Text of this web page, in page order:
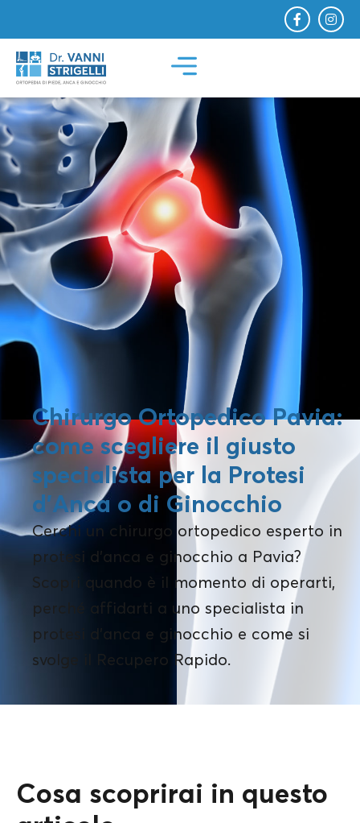
Chirurgo Ortopedico Pavia:
come scegliere il giusto
specialista per la Protesi
d’Anca o di Ginocchio
Cerchi un chirurgo ortopedico esperto in
protesi d’anca e ginocchio a Pavia?
Scopri quando è il momento di operarti,
perché affidarti a uno specialista in
protesi d’anca e ginocchio e come si
svolge il Recupero Rapido.
Cosa scoprirai in questo